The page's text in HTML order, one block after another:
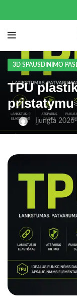
3D SPAUSDINIMO
TPU
pristatymu
Įjungta